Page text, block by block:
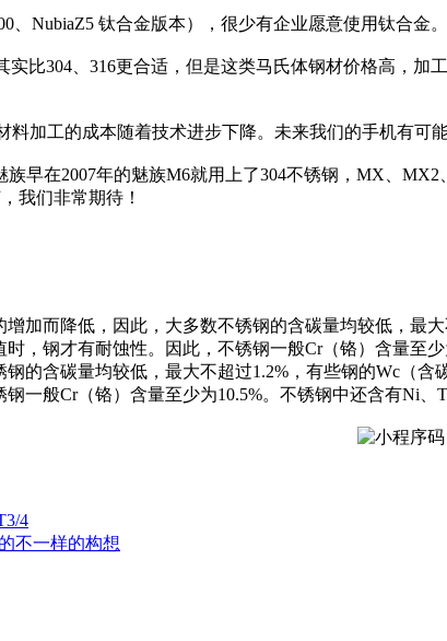
、NubiaZ5 钛合金版本），很少有企业愿意使用钛合金。
比304、316更合适，但是这类马氏体钢材价格高，
加工的成本随着技术进步下降。未来我们的手机有可
早在2007年的魅族M6就用上了304不锈钢，MX、
我们非常期待！
加而降低，因此，大多数不锈钢的含碳量均较低，最
，钢才有耐蚀性。因此，不锈钢一般Cr（铬）含量至
的含碳量均较低，最大不超过1.2%，有些钢的Wc（
一般Cr（铬）含量至少为10.5%。不锈钢中还含有Ni、
4
不一样的构想